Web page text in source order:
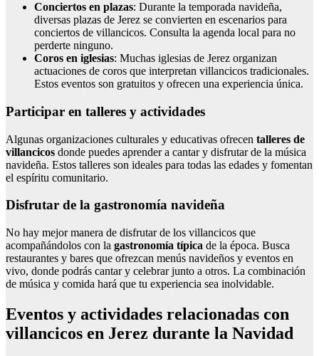
Conciertos en plazas: Durante la temporada navideña,
diversas plazas de Jerez se convierten en escenarios para
conciertos de villancicos. Consulta la agenda local para no
perderte ninguno.
Coros en iglesias: Muchas iglesias de Jerez organizan
actuaciones de coros que interpretan villancicos tradicionales.
Estos eventos son gratuitos y ofrecen una experiencia única.
Participar en talleres y actividades
Algunas organizaciones culturales y educativas ofrecen talleres de
villancicos donde puedes aprender a cantar y disfrutar de la música
navideña. Estos talleres son ideales para todas las edades y fomentan
el espíritu comunitario.
Disfrutar de la gastronomía navideña
No hay mejor manera de disfrutar de los villancicos que
acompañándolos con la gastronomía típica de la época. Busca
restaurantes y bares que ofrezcan menús navideños y eventos en
vivo, donde podrás cantar y celebrar junto a otros. La combinación
de música y comida hará que tu experiencia sea inolvidable.
Eventos y actividades relacionadas con
villancicos en Jerez durante la Navidad